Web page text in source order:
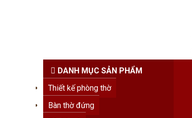
DANH MỤC SẢN PHẨM
Thiết kế phòng thờ
Bàn thờ đứng